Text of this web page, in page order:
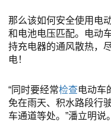
那么该如何安全使用电
和电池电压匹配。电动
持充电器的通风散热，
电！
“同时要经常检查电动车
免在雨天、积水路段行
车通道等处。”潘立明说。